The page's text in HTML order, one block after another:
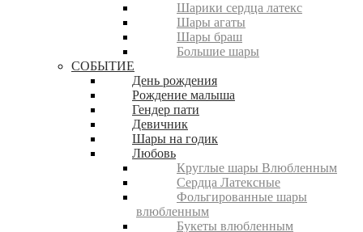
Шарики сердца латекс
Шары агаты
Шары браш
Большие шары
СОБЫТИЕ
День рождения
Рождение малыша
Гендер пати
Девичник
Шары на годик
Любовь
Круглые шары Влюбленным
Сердца Латексные
Фольгированные шары
влюбленным
Букеты влюбленным